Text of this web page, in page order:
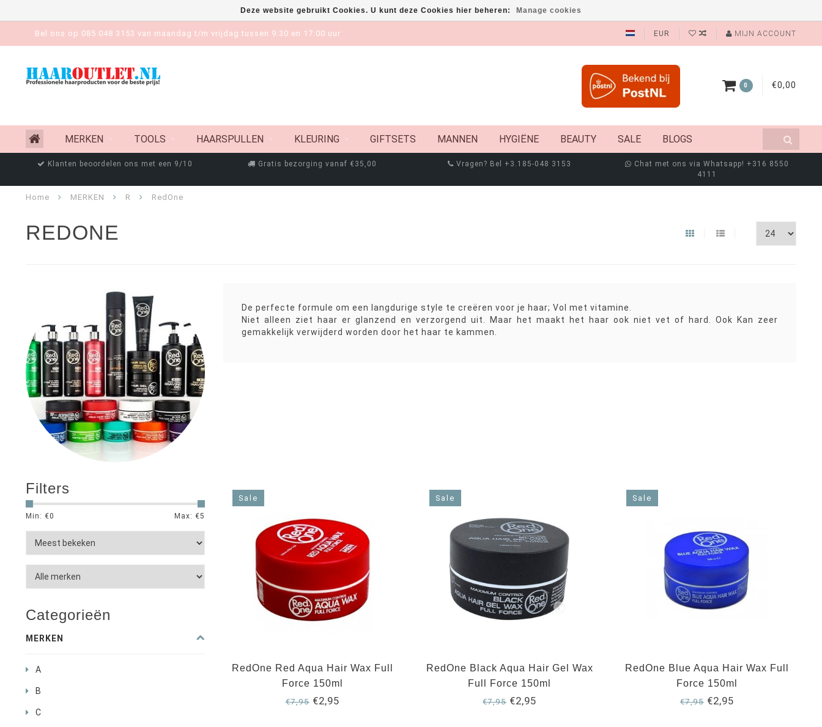
Bel ons op 085 048 3153 van maandag t/m vrijdag tussen 9:30 en 17:00 uur EUR MIJN ACCOUNT
0 €0,00
MERKEN TOOLS HAARSPULLEN KLEURING GIFTSETS MANNEN HYGIËNE BEAUTY SALE BLOGS
Klanten beoordelen ons met een 9/10 Gratis bezorging vanaf €35,00 Vragen? Bel +3.185-048 3153
Chat met ons via Whatsapp! +316 8550
4111
Home MERKEN R RedOne
REDONE
De perfecte formule om een langdurige style te creëren voor je haar; Vol met vitamine.
Niet alleen ziet haar er glanzend en verzorgend uit. Maar het maakt het haar ook niet vet of hard. Ook Kan zeer
gemakkelijk verwijderd worden door het haar te kammen.
Filters
Min: €0 Max: €5
Categorieën
MERKEN
A
B
C
Sale
RedOne Red Aqua Hair Wax Full
Force 150ml
€7,95€2,95
Sale
RedOne Black Aqua Hair Gel Wax
Full Force 150ml
€7,95€2,95
Sale
RedOne Blue Aqua Hair Wax Full
Force 150ml
€7,95€2,95
Deze website gebruikt Cookies. U kunt deze Cookies hier beheren: Manage cookies